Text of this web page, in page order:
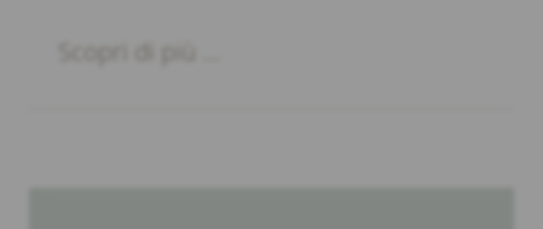
Scopri di più ...